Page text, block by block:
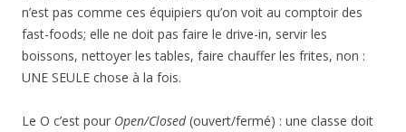
n’est pas comme ces équipiers qu’on voit au comptoir des
fast-foods; elle ne doit pas faire le drive-in, servir les
boissons, nettoyer les tables, faire chauffer les frites, non :
UNE SEULE chose à la fois.
Le O c’est pour Open/Closed(ouvert/fermé) : une classe doit